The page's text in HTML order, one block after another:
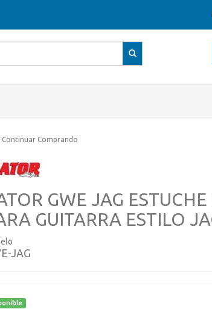
Continuar Comprando
GWE JAG
GUITARRA ESTILO
JAG